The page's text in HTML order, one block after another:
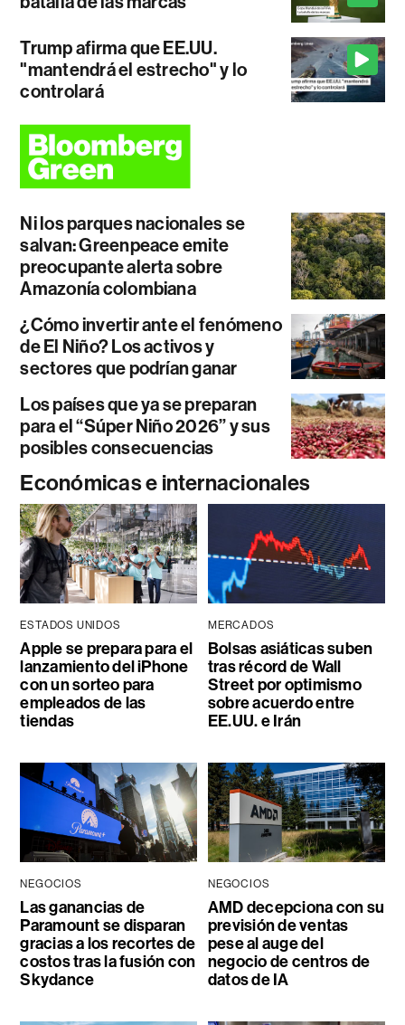
Trump afirma que EE.UU.
"mantendrá el estrecho" y lo
controlará
Ni los parques nacionales se
salvan: Greenpeace emite
preocupante alerta sobre
Amazonía colombiana
¿Cómo invertir ante el fenómeno
de El Niño? Los activos y
sectores que podrían ganar
Los países que ya se preparan
para el “Súper Niño 2026” y sus
posibles consecuencias
Económicas e internacionales
ESTADOS UNIDOS
Apple se prepara para el
lanzamiento del iPhone
con un sorteo para
empleados de las
tiendas
MERCADOS
Bolsas asiáticas suben
tras récord de Wall
Street por optimismo
sobre acuerdo entre
EE.UU. e Irán
NEGOCIOS
Las ganancias de
Paramount se disparan
gracias a los recortes de
costos tras la fusión con
Skydance
NEGOCIOS
AMD decepciona con su
previsión de ventas
pese al auge del
negocio de centros de
datos de IA